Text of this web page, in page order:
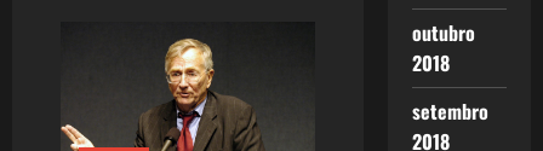
outubro
2018
setembro
2018